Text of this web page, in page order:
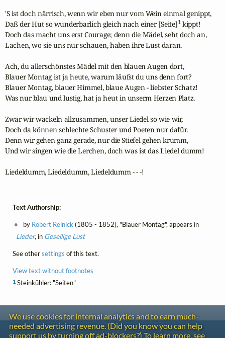
'S ist doch närrisch, wenn wir eben nur vom Wein einmal genippt,
Daß der Hut so wunderbarlich gleich nach einer [Seite]1 kippt!
Doch das macht uns erst Courage; denn die Mädel, seht doch an,
Lachen, wo sie uns nur schauen, haben ihre Lust daran.
Ach, du allerschönstes Mädel mit den blauen Augen dort,
Blauer Montag ist ja heute, warum läufst du uns denn fort?
Blauer Montag, blauer Himmel, blaue Augen - liebster Schatz!
Was nur blau und lustig, hat ja heut in unserm Herzen Platz.
Zwar wir wackeln allzusammen, unser Liedel so wie wir,
Doch da können schlechte Schuster und Poeten nur dafür.
Denn wir gehen ganz gerade, nur die Stiefel gehen krumm,
Und wir singen wie die Lerchen, doch was ist das Liedel dumm!
Liedeldumm, Liedeldumm, Liedeldumm - - -!
Text Authorship:
by Robert Reinick (1805 - 1852), "Blauer Montag", appears in
Lieder, in Gesellige Lust
See othersettings of this text.
View text without footnotes
1Steinkühler: "Seiten"
We use cookies for internal analytics and to earn much-
needed advertising revenue. (Did you know you can help
support us by turning off ad-blockers?) To learn more, see
Contact